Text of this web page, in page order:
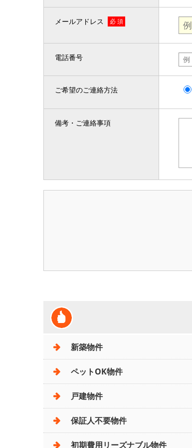
メールアドレス 必 須
電話番号
ご希望のご連絡方法
備考・ご連絡事項
新築物件
ペットOK物件
戸建物件
保証人不要物件
初期費用リーズナブル物件